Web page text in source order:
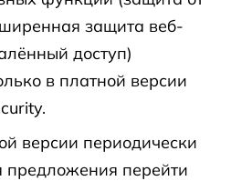
защита веб-
доступ)
в платной версии
версии периодически
предложения перейти